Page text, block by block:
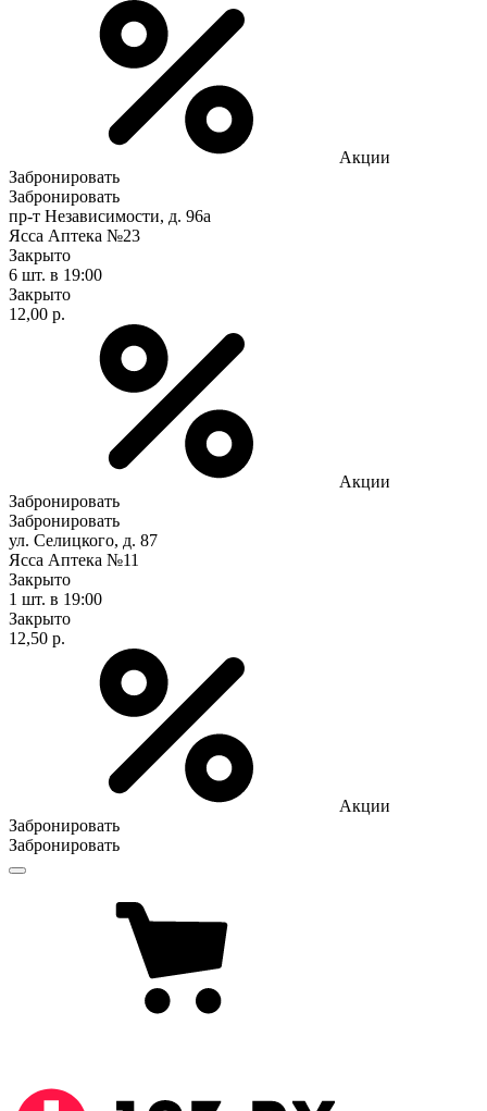
Акции
Забронировать
Забронировать
пр-т Независимости, д. 96а
Ясса Аптека №23
Закрыто
6 шт. в 19:00
Закрыто
12,00 р.
Акции
Забронировать
Забронировать
ул. Селицкого, д. 87
Ясса Аптека №11
Закрыто
1 шт. в 19:00
Закрыто
12,50 р.
Акции
Забронировать
Забронировать